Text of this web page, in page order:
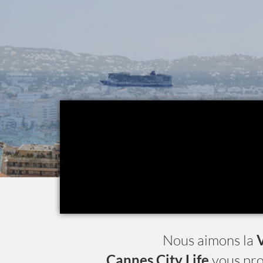
Nous aimons la